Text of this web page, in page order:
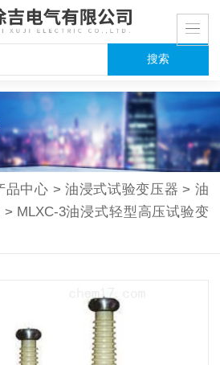
品中心 > 油浸式试验变压器 > 油
> MLXC-3油浸式轻型高压试验变